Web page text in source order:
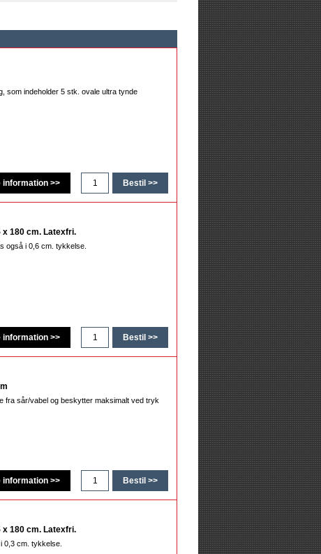
som indeholder 5 stk. ovale ultra tynde
x 180 cm. Latexfri.
også i 0,6 cm. tykkelse.
sår/vabel og beskytter maksimalt ved tryk
x 180 cm. Latexfri.
0,3 cm. tykkelse.